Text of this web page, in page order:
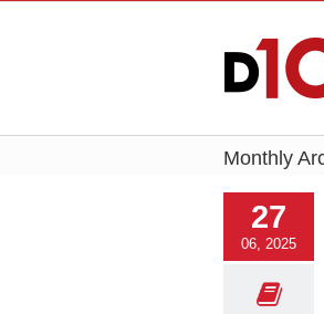
Monthly
27
06, 2025